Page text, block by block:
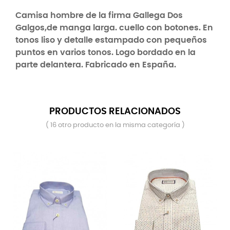
Camisa hombre de la firma Gallega Dos
Galgos,de manga larga. cuello con botones. En
tonos liso y detalle estampado con pequeños
puntos en varios tonos. Logo bordado en la
parte delantera. Fabricado en España.
PRODUCTOS RELACIONADOS
( 16 otro producto en la misma categoría )